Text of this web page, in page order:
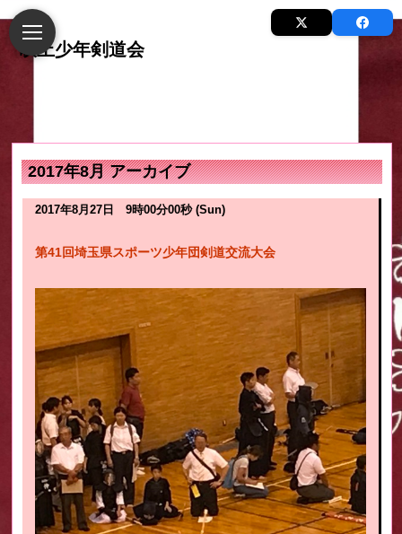
2017年8月 アーカイブ
2017年8月27日 9時00分00秒 (Sun)
第41回埼玉県スポーツ少年団剣道交流大会